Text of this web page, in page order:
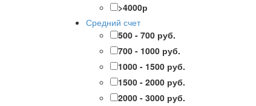
>4000р
Средний счет
500 - 700 руб.
700 - 1000 руб.
1000 - 1500 руб.
1500 - 2000 руб.
2000 - 3000 руб.